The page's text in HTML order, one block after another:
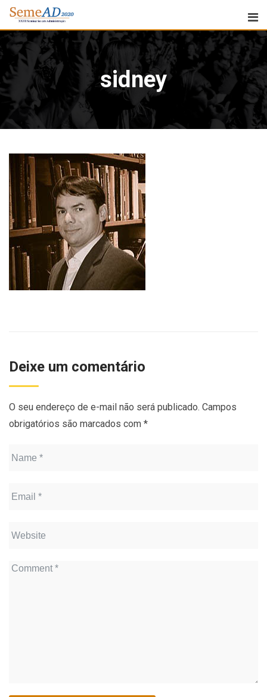
sidney
Deixe um comentário
O seu endereço de e-mail não será publicado. Campos
obrigatórios são marcados com *